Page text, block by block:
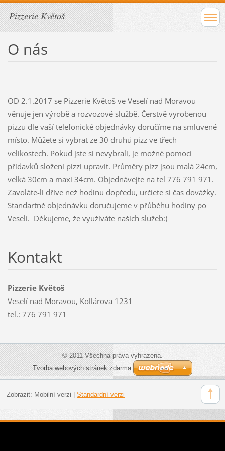
Pizzerie Květoš
O nás
OD 2.1.2017 se Pizzerie Květoš ve Veselí nad Moravou
věnuje jen výrobě a rozvozové službě. Čerstvě vyrobenou
pizzu dle vaší telefonické objednávky doručíme na smluvené
místo. Můžete si vybrat ze 30 druhů pizz ve třech
velikostech. Pokud jste si nevybrali, je možné pomocí
přídavků složení pizzi upravit. Průměry pizz jsou malá 24cm,
velká 30cm a maxi 34cm. Objednávejte na tel 776 791 971.
Zavoláte-li dříve než hodinu dopředu, určíete si čas dovážky.
Standartně objednávku doručujeme v přůběhu hodiny po
Veselí. Děkujeme, že využíváte našich služeb:)
Kontakt
Pizzerie Květoš
Veselí nad Moravou, Kollárova 1231
tel.: 776 791 971
© 2011 Všechna práva vyhrazena.
Tvorba webových stránek zdarma
Zobrazit: Mobilní verzi Standardní verzi